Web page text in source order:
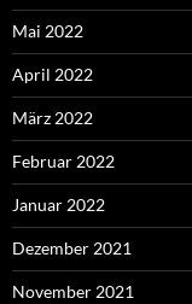
Mai 2022
April 2022
März 2022
Februar 2022
Januar 2022
Dezember 2021
November 2021